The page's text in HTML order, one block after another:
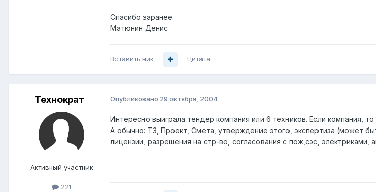
Спасибо заранее.
Матюнин Денис
Вставить ник Цитата
Технократ
Активный участник
221
Опубликовано 29 октября, 2004
Интересно выиграла тендер компания или 6 техников. Если компания,
А обычно: ТЗ, Проект, Смета, утверждение этого, экспертиза (может
лицензии, разрешения на стр-во, согласования с пож,сэс, электриками,